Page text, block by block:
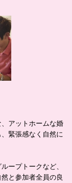
アットホームな婚
緊張感なく自然に
ープトークなど、
と参加者全員の良